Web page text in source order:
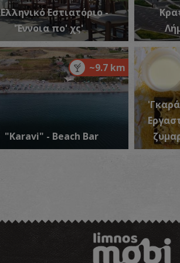
Ελληνικό Εστιατόριο -
'Έννοια πο' χς'
~9.7 km
"Karavi" - Beach Bar